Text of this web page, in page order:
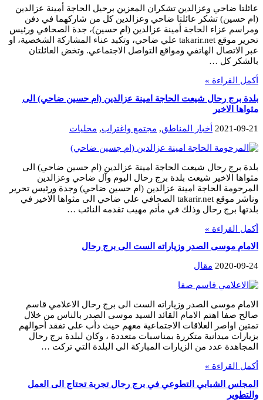
عائلتا ضاحي وعزالدين تشكران المعزين برحيل الحاجة أمينة عزالدين
(ام حسين) تشكر عائلتا ضاحي وعزالدين كل من شاركهما في دفن
ومراسم عزاء الحاجة أمينة عزالدين (ام حسين)، جدة الصحافي ورئيس
تحرير موقع takarir.net علي ضاحي، وتكبد عناء المشاركة الشخصية، او
عبر الاتصال الهاتفي ومواقع التواصل الاجتماعي. وتخض العائلتان
بالشكر كل …
أكمل القراءة »
بلدة برج رحال شيعت الحاجة امينة عزالدين (ام حسين ضاحي) الى
مثواها الاخير
2021-09-21 أخبار المناطق, مجتمع واغتراب, محليات
بلدة برج رحال شيعت الحاجة امينة عزالدين (ام حسين ضاحي) الى
مثواها الاخير شيعت بلدة برج رحال اليوم وآل ضاحي وعزالدين
المرحومة الحاجة امينة عزالدين (ام حسين ضاحي) وجدة ورئيس تحرير
وناشر موقع takarir.net الصحافي علي ضاحي الى مثواها الاخير في
بلدتها برج رحال وذلك في مأتم مهيب تقدمه النائب …
أكمل القراءة »
الامام موسى الصدر وزياراته الست الى برج رحال
2020-09-24 مقال
الامام موسى الصدر وزياراته الست الى برج رحال الاعلامي قاسم
صالح صفا اهتم الامام القائد السيد موسى الصدر بالناس من خلال
تمتين اواصر العلاقات الاجتماعية معهم حيث دأب على تفقد أحوالهم
بزيارات ميدانية متكررة بمناسبات متعددة ، وكان لبلدة برج رحال
المجاهدة عدد من الزيارات المباركة الى البلدة التي تركت …
أكمل القراءة »
المجلس الشبابي التطوعي في برج رحال تجربة تحتاج الى العمل
والتطوير